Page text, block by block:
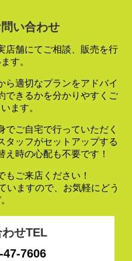
い合わせ
店舗にてご相談、販売を行
す。
ら適切なプランをアドバイ
できるかを分かりやすくご
ます。
ご自宅で行っていただく
タッフがセットアップする
え時の心配も不要です！
もご来店ください！
いますので、お気軽にどう
せTEL
47-7606